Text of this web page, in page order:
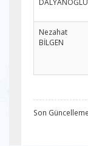
DALYANOĞLU
Nezahat
BİLGEN
Son